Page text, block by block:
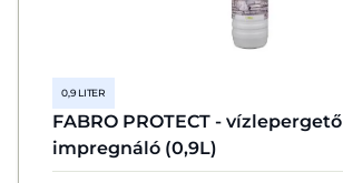
0,9 LITER
FABRO PROTECT - vízlepergető
impregnáló (0,9L)